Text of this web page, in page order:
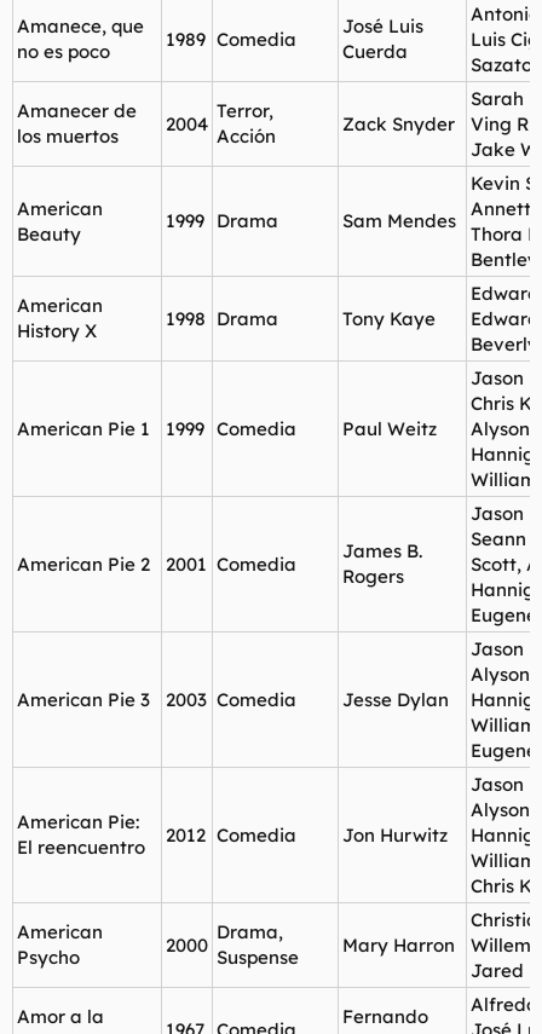
Amanece, que
no es poco
1989 Comedia
José Luis
Cuerda
Antonio
Luis
Amanecer de
los muertos
2004
Terror,
Acción
Zack Snyder
Sarah
Ving
Jake
American
Beauty
1999 Drama Sam Mendes
Kevin
Thora
Bentley
American
History X
1998 Drama Tony Kaye
American Pie 1 1999 Comedia Paul Weitz
Jason
Chris
Alyson
William
American Pie 2 2001 Comedia
James B.
Rogers
Jason
Seann
Scott,
American Pie 3 2003 Comedia Jesse Dylan
Jason
Alyson
William
American Pie:
El reencuentro
2012 Comedia Jon Hurwitz
Jason
Alyson
William
Chris
American
Psycho
2000
Drama,
Suspense
Mary Harron
Willem
Jared
Amor a la
1967 Comedia
Fernando
Alfredo
José